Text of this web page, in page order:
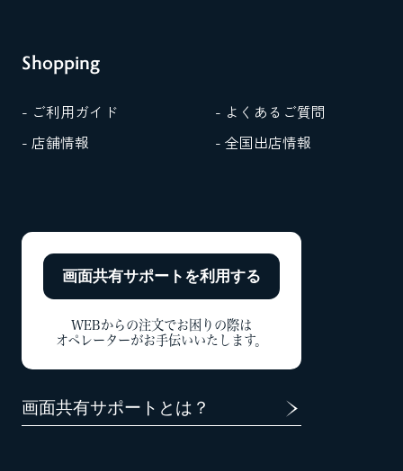
Shopping
- ご利用ガイド
- よくあるご質問
- 店舗情報
- 全国出店情報
画面共有サポートを利用する
WEBからの注文でお困りの際は
オペレーターがお手伝いいたします。
画面共有サポートとは？